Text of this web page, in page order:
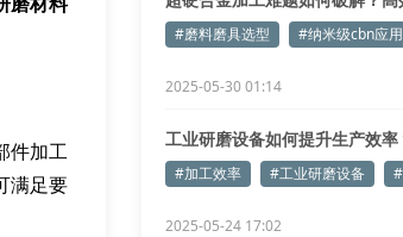
件加工
满足要
#磨料磨具选型 #纳米级cbn应用
2025-05-30 01:14
工业研磨设备如何提升生产效
#加工效率 #工业研磨设备
2025-05-24 17:02